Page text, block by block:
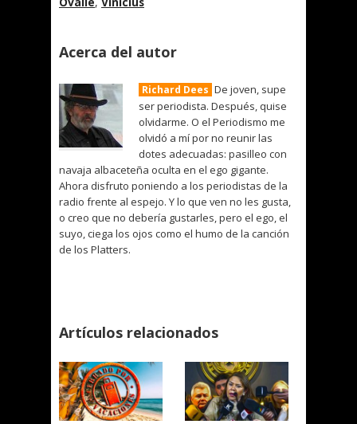
Acerca del autor
Richard Dees De joven, supe
ser periodista. Después, quise
olvidarme. O el Periodismo me
olvidó a mí por no reunir las
dotes adecuadas: pasilleo con
navaja albaceteña oculta en el ego gigante.
Ahora disfruto poniendo a los periodistas de la
radio frente al espejo. Y lo que ven no les gusta,
o creo que no debería gustarles, pero el ego, el
suyo, ciega los ojos como el humo de la canción
de los Platters.
Artículos relacionados